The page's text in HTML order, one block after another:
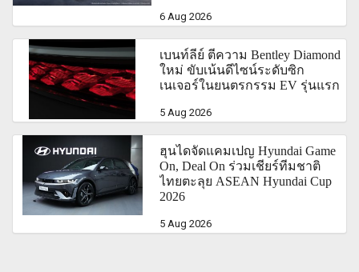
6 Aug 2026
เบนท์ลีย์ ตีความ Bentley Diamond
ใหม่ ขับเน้นดีไซน์ระดับซิก
เนเจอร์ในยนตรกรรม EV รุ่นแรก
5 Aug 2026
ฮุนไดจัดแคมเปญ Hyundai Game
On, Deal On ร่วมเชียร์ทีมชาติ
ไทยตะลุย ASEAN Hyundai Cup
2026
5 Aug 2026